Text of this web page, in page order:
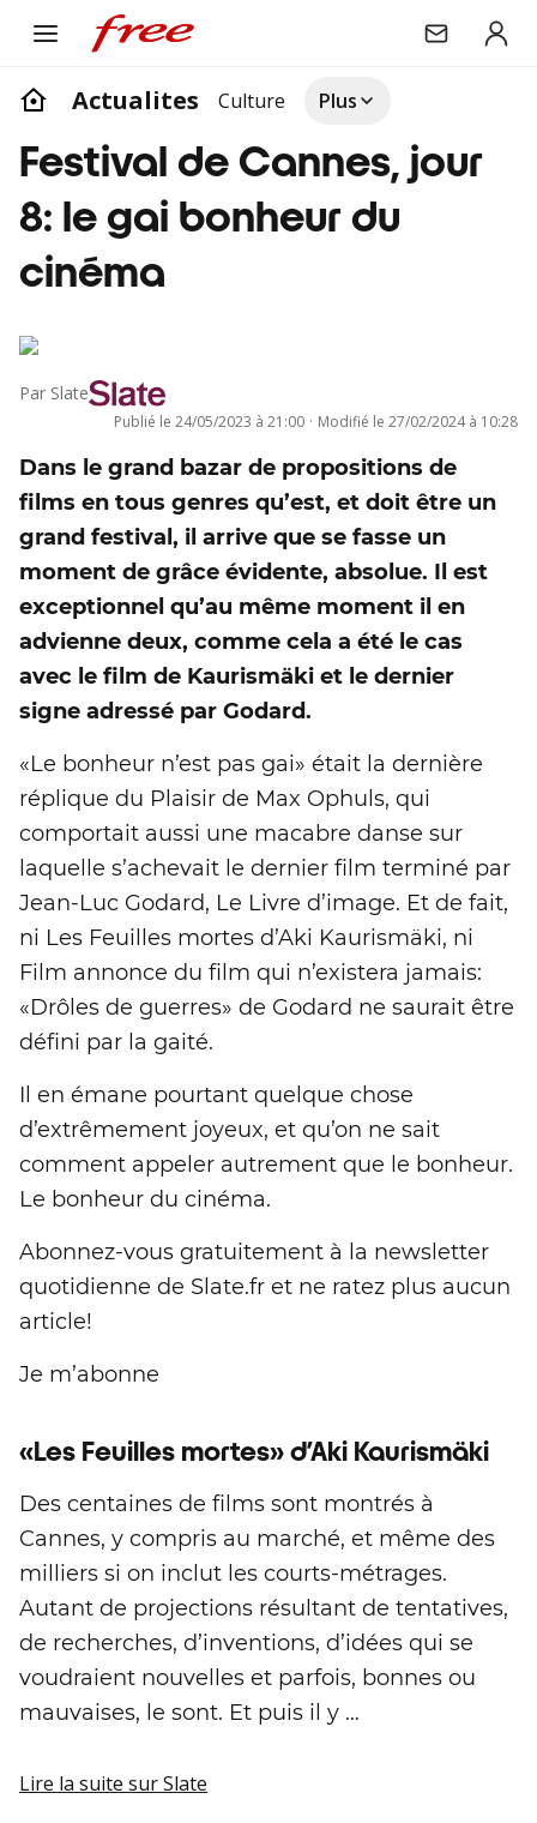
Actualites Culture Plus
Festival de Cannes, jour
8: le gai bonheur du
cinéma
Par Slate
Publié le 24/05/2023 à 21:00 · Modifié le 27/02/2024 à 10:28
Dans le grand bazar de propositions de
films en tous genres qu’est, et doit être un
grand festival, il arrive que se fasse un
moment de grâce évidente, absolue. Il est
exceptionnel qu’au même moment il en
advienne deux, comme cela a été le cas
avec le film de Kaurismäki et le dernier
signe adressé par Godard.
«Le bonheur n’est pas gai» était la dernière
réplique du Plaisir de Max Ophuls, qui
comportait aussi une macabre danse sur
laquelle s’achevait le dernier film terminé par
Jean-Luc Godard, Le Livre d’image. Et de fait,
ni Les Feuilles mortes d’Aki Kaurismäki, ni
Film annonce du film qui n’existera jamais:
«Drôles de guerres» de Godard ne saurait être
défini par la gaité.
Il en émane pourtant quelque chose
d’extrêmement joyeux, et qu’on ne sait
comment appeler autrement que le bonheur.
Le bonheur du cinéma.
Abonnez-vous gratuitement à la newsletter
quotidienne de Slate.fr et ne ratez plus aucun
article!
Je m’abonne
«Les Feuilles mortes» d’Aki Kaurismäki
Des centaines de films sont montrés à
Cannes, y compris au marché, et même des
milliers si on inclut les courts-métrages.
Autant de projections résultant de tentatives,
de recherches, d’inventions, d’idées qui se
voudraient nouvelles et parfois, bonnes ou
mauvaises, le sont. Et puis il y …
Lire la suite sur Slate